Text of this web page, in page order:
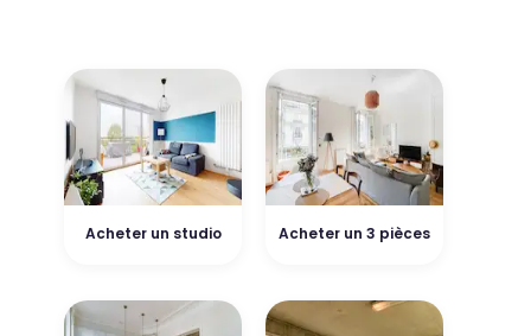
Acheter un studio Acheter un 3 pièces